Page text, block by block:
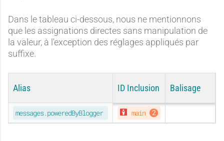
Dans le tableau ci-dessous, nous ne mentionnons
que les assignations directes sans manipulation de
la valeur, à l'exception des réglages appliqués par
suffixe.
Alias ID Inclusion Balisage
messages.poweredByBlogger main
ORIGINAL